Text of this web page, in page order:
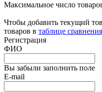
Максимальное число
Чтобы добавить текущий
товаров в таблице сравнения
Регистрация
ФИО
Вы забыли заполнить поле
E-mail